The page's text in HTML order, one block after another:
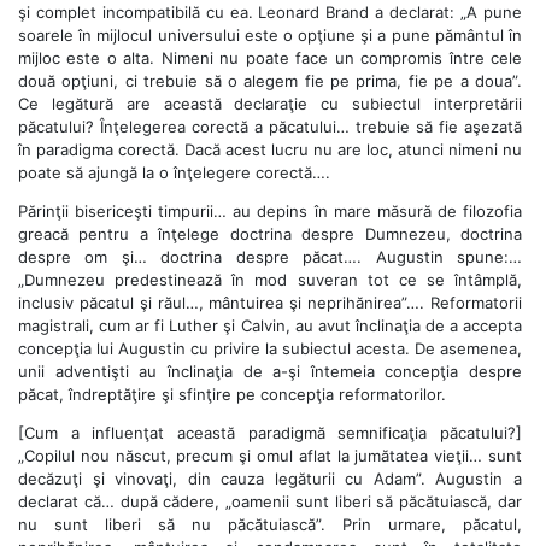
şi complet incompatibilă cu ea. Leonard Brand a declarat: „A pune
soarele în mijlocul universului este o opţiune şi a pune pământul în
mijloc este o alta. Nimeni nu poate face un compromis între cele
două opţiuni, ci trebuie să o alegem fie pe prima, fie pe a doua”.
Ce legătură are această declaraţie cu subiectul interpretării
păcatului? Înţelegerea corectă a păcatului… trebuie să fie aşezată
în paradigma corectă. Dacă acest lucru nu are loc, atunci nimeni nu
poate să ajungă la o înţelegere corectă….
Părinţii bisericeşti timpurii… au depins în mare măsură de filozofia
greacă pentru a înţelege doctrina despre Dumnezeu, doctrina
despre om şi… doctrina despre păcat…. Augustin spune:…
„Dumnezeu predestinează în mod suveran tot ce se întâmplă,
inclusiv păcatul şi răul…, mântuirea şi neprihănirea”…. Reformatorii
magistrali, cum ar fi Luther şi Calvin, au avut înclinaţia de a accepta
concepţia lui Augustin cu privire la subiectul acesta. De asemenea,
unii adventişti au înclinaţia de a-şi întemeia concepţia despre
păcat, îndreptăţire şi sfinţire pe concepţia reformatorilor.
[Cum a influenţat această paradigmă semnificaţia păcatului?]
„Copilul nou născut, precum şi omul aflat la jumătatea vieţii… sunt
decăzuţi şi vinovaţi, din cauza legăturii cu Adam”. Augustin a
declarat că… după cădere, „oamenii sunt liberi să păcătuiască, dar
nu sunt liberi să nu păcătuiască”. Prin urmare, păcatul,